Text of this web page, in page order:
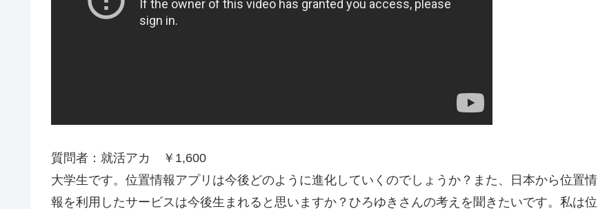
質問者：就活アカ ￥1,600
大学生です。位置情報アプリは今後どのように進化していくのでしょうか？また、日本から位置情
報を利用したサービスは今後生まれると思いますか？ひろゆきさんの考えを聞きたいです。私は位